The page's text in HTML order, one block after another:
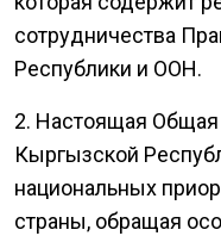
сотрудничества
Республики и ООН.
2. Настоящая
Кыргызской
национальных
страны, обращая